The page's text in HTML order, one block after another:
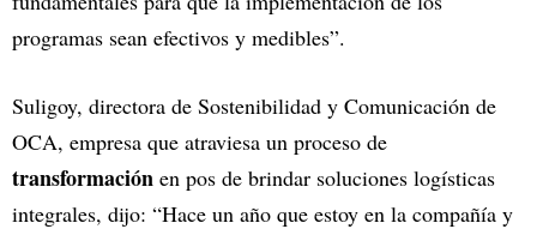
programas sean efectivos y medibles”.
Suligoy, directora de Sostenibilidad y Comunicación de
OCA, empresa que atraviesa un proceso de
transformación en pos de brindar soluciones logísticas
integrales, dijo: “Hace un año que estoy en la compañía y